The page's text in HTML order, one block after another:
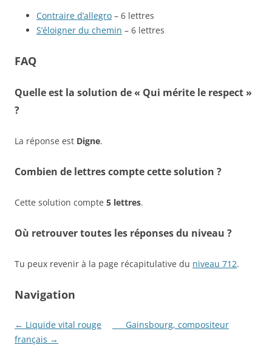
Contraire d’allegro – 6 lettres
S’éloigner du chemin – 6 lettres
FAQ
Quelle est la solution de « Qui mérite le respect »
?
La réponse est Digne.
Combien de lettres compte cette solution ?
Cette solution compte 5 lettres.
Où retrouver toutes les réponses du niveau ?
Tu peux revenir à la page récapitulative du niveau 712.
Navigation
← Liquide vital rouge
___ Gainsbourg, compositeur
français →